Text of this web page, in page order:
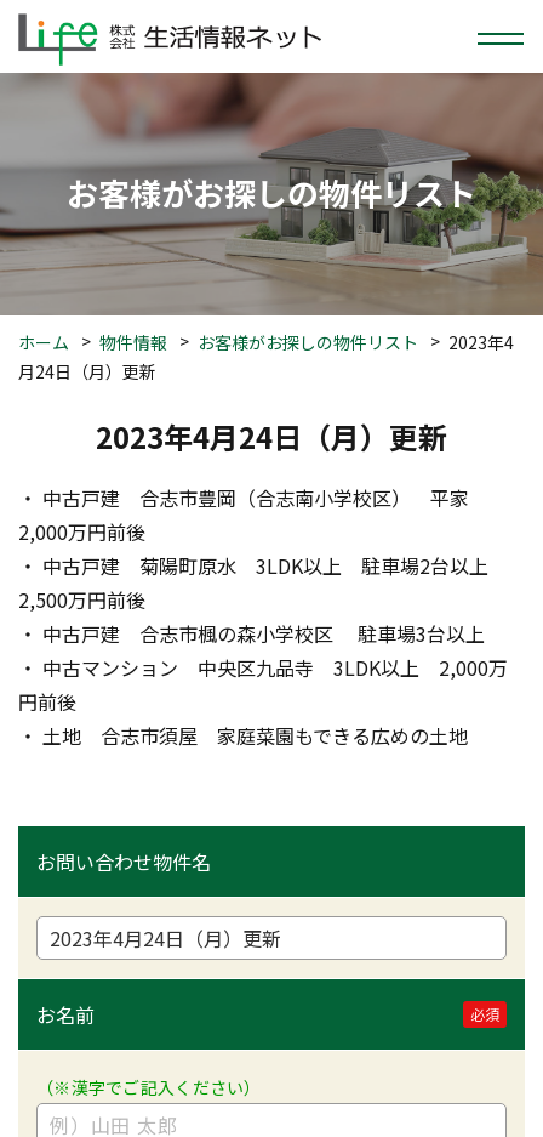
お客様がお探しの物件リスト
ホーム 物件情報 お客様がお探しの物件リスト
2023年4
月24日（月）更新
2023年4月24日（月）更新
・ 中古戸建　合志市豊岡（合志南小学校区）　平家
2,000万円前後
・ 中古戸建　菊陽町原水　3LDK以上　駐車場2台以上
2,500万円前後
・ 中古戸建　合志市楓の森小学校区　 駐車場3台以上
・ 中古マンション　中央区九品寺　3LDK以上　2,000万
円前後
・ 土地　合志市須屋　家庭菜園もできる広めの土地
お問い合わせ物件名
お名前 必須
（※漢字でご記入ください）